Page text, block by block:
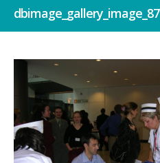
dbimage_gallery_image_87